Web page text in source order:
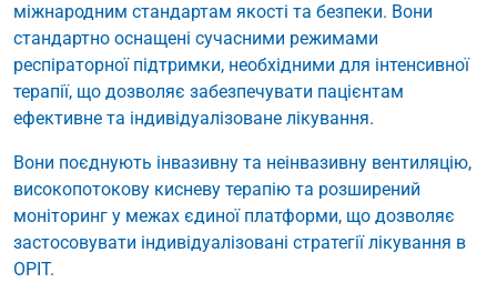
міжнародним стандартам якості та безпеки. Вони
стандартно оснащені сучасними режимами
респіраторної підтримки, необхідними для інтенсивної
терапії, що дозволяє забезпечувати пацієнтам
ефективне та індивідуалізоване лікування.
Вони поєднують інвазивну та неінвазивну вентиляцію,
високопотокову кисневу терапію та розширений
моніторинг у межах єдиної платформи, що дозволяє
застосовувати індивідуалізовані стратегії лікування в
ОРІТ.